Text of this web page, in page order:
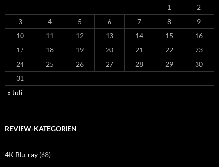
1
2
3
4 5 6 7 8
9
10
11 12 13 14 15
16
17
18 19 20 21 22
23
24
25 26 27 28 29
30
31
« Juli
REVIEW-KATEGORIEN
4K Blu-ray (68)